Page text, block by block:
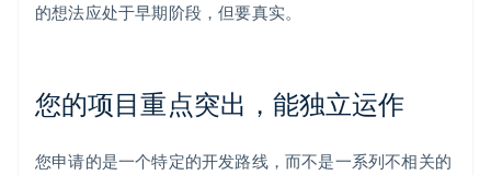
的想法应处于早期阶段，但要真实。
您的项目重点突出，能独立运作
您申请的是一个特定的开发路线，而不是一系列不相关的